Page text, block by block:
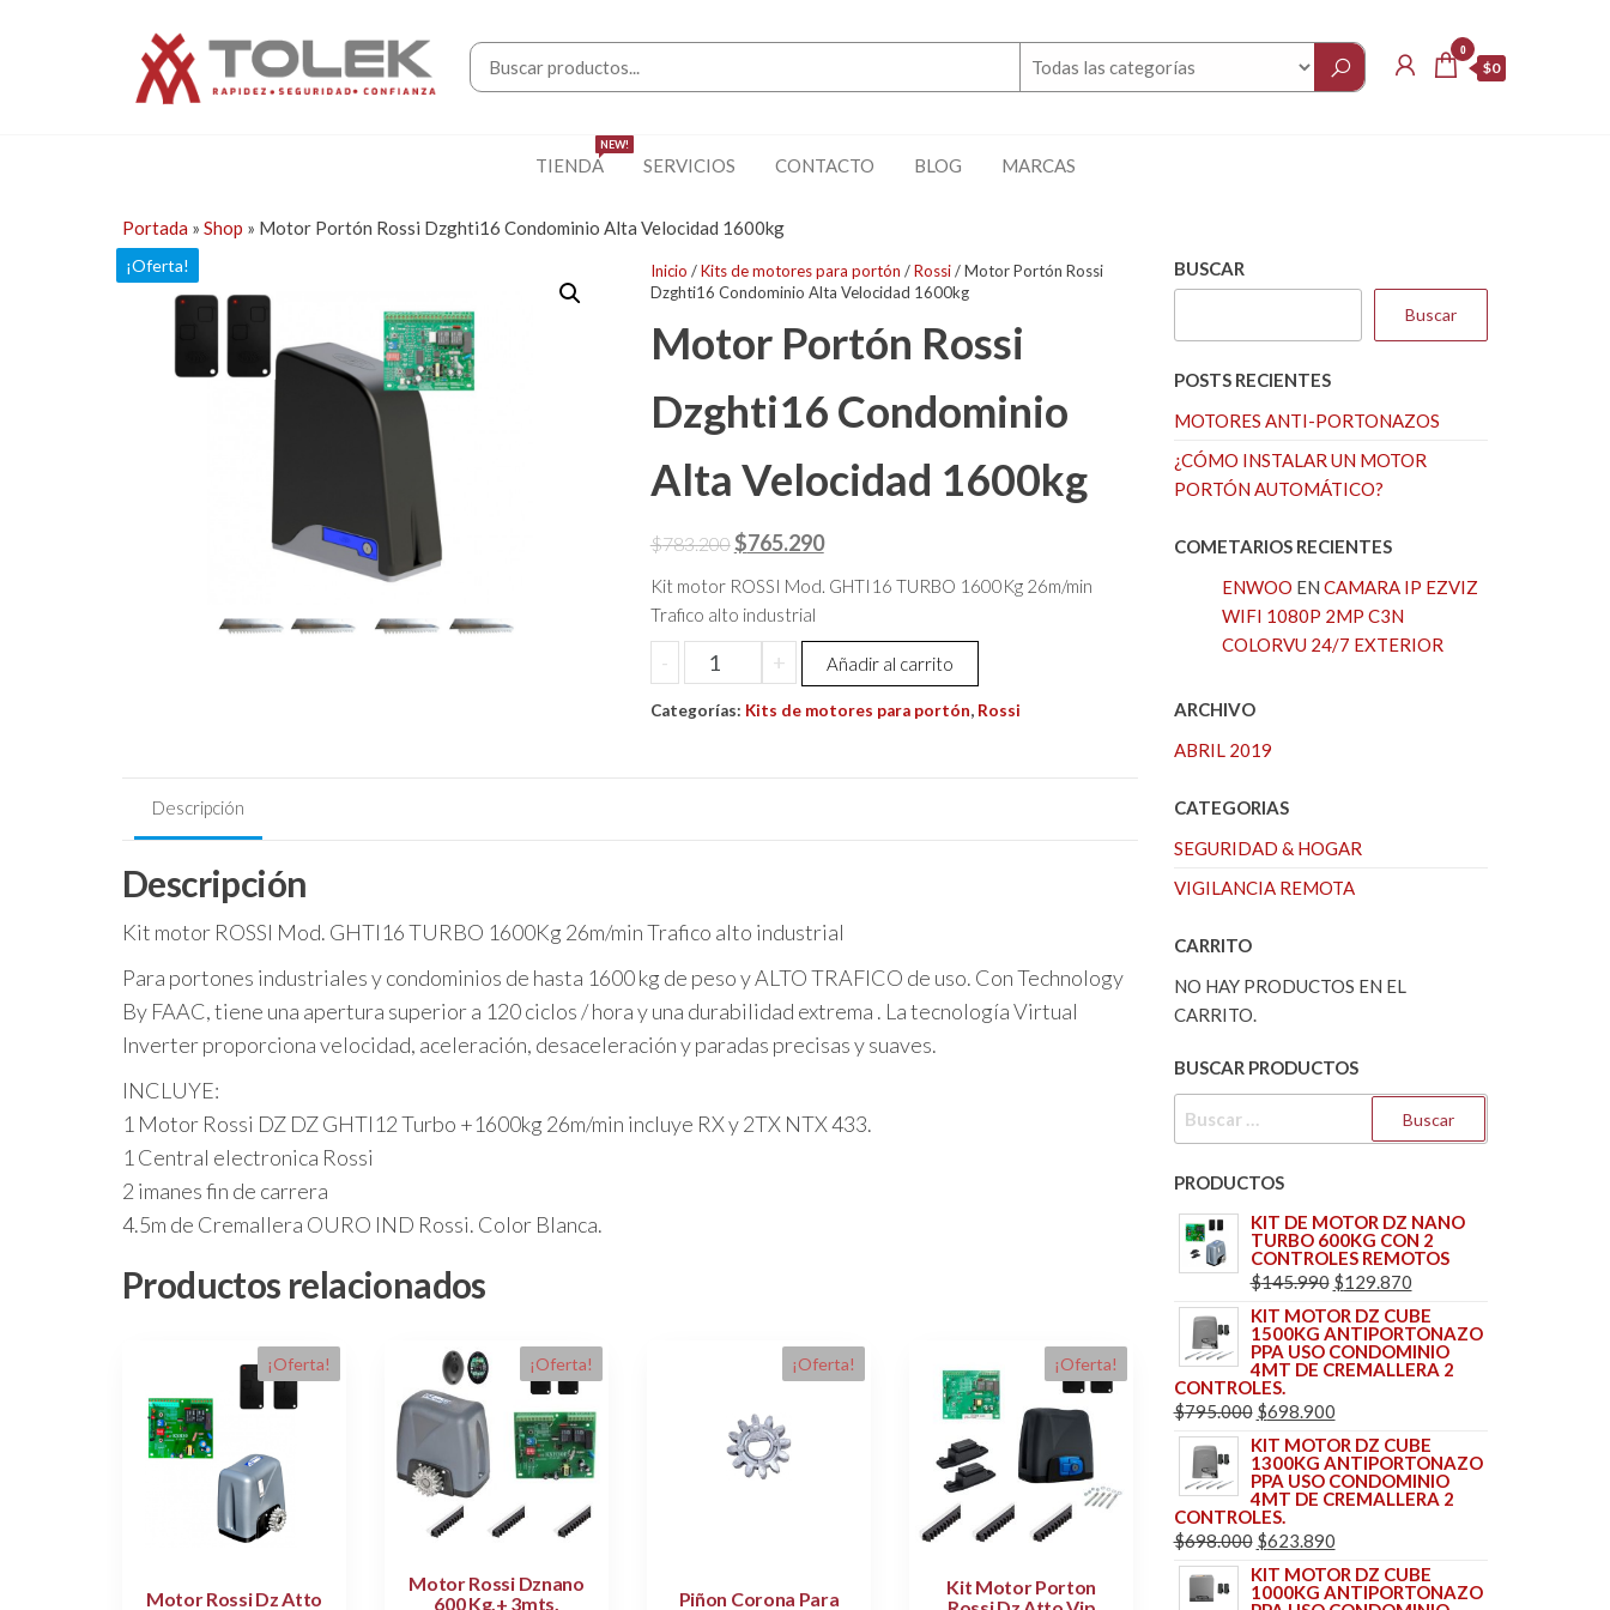
Tolek 0
$0
TIENDA
NEW!
SERVICIOS CONTACTO BLOG MARCAS
Portada » Shop » Motor Portón Rossi Dzghti16 Condominio Alta Velocidad 1600kg
¡Oferta! Inicio /Kits de motores para portón /Rossi/ Motor Portón Rossi
Dzghti16 Condominio Alta Velocidad 1600kg
Motor Portón Rossi
Dzghti16 Condominio
Alta Velocidad 1600kg
$783.200 El
precio
original
era:
$783.200.
$765.290El
precio
es:
$765.290.
Kit motor ROSSI Mod. GHTI16 TURBO 1600Kg 26m/min
Trafico alto industrial
-
Motor
Portón
Rossi
+ Añadir al carrito
Categorías: Kits de motores para portón, Rossi
Descripción
Descripción
Kit motor ROSSI Mod. GHTI16 TURBO 1600Kg 26m/min Trafico alto industrial
Para portones industriales y condominios de hasta 1600 kg de peso y ALTO TRAFICO de uso. Con Technology
By FAAC, tiene una apertura superior a 120 ciclos / hora y una durabilidad extrema . La tecnología Virtual
Inverter proporciona velocidad, aceleración, desaceleración y paradas precisas y suaves.
INCLUYE:
1 Motor Rossi DZ DZ GHTI12 Turbo +1600kg 26m/min incluye RX y 2TX NTX 433.
1 Central electronica Rossi
2 imanes fin de carrera
4.5m de Cremallera OURO IND Rossi. Color Blanca.
Productos relacionados
¡Oferta!
Motor Rossi Dz Atto
¡Oferta!
Motor Rossi Dznano
600 Kg.+ 3mts.
¡Oferta!
Piñon Corona Para
¡Oferta!
Kit Motor Porton
BUSCAR
Buscar
POSTS RECIENTES
MOTORES ANTI-PORTONAZOS
¿CÓMO INSTALAR UN MOTOR
PORTÓN AUTOMÁTICO?
COMETARIOS RECIENTES
ENWOO EN CAMARA IP EZVIZ
WIFI 1080P 2MP C3N
COLORVU 24/7 EXTERIOR
ARCHIVO
ABRIL 2019
CATEGORIAS
SEGURIDAD & HOGAR
VIGILANCIA REMOTA
CARRITO
NO HAY PRODUCTOS EN EL
CARRITO.
BUSCAR PRODUCTOS
PRODUCTOS
KIT DE MOTOR DZ NANO
TURBO 600KG CON 2
CONTROLES REMOTOS
$145.990 EL
PRECIO
ORIGINAL
ERA:
$129.870EL
PRECIO
ACTUAL
ES:
KIT MOTOR DZ CUBE
1500KG ANTIPORTONAZO
PPA USO CONDOMINIO
4MT DE CREMALLERA 2
CONTROLES.
$795.000 EL
PRECIO
ORIGINAL
ERA:
$795.000.
$698.900EL
PRECIO
ACTUAL
ES:
KIT MOTOR DZ CUBE
1300KG ANTIPORTONAZO
PPA USO CONDOMINIO
4MT DE CREMALLERA 2
CONTROLES.
$698.000 EL
PRECIO
ORIGINAL
$623.890EL
PRECIO
ACTUAL
KIT MOTOR DZ CUBE
1000KG ANTIPORTONAZO